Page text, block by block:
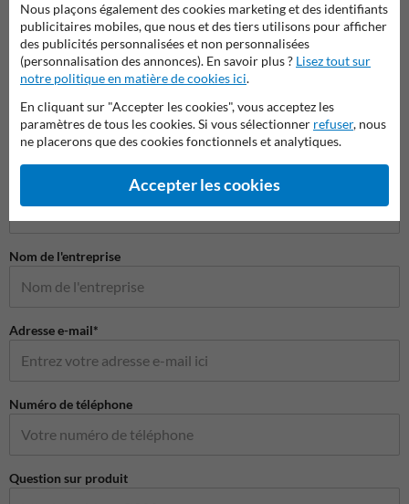
Miroir de sécurité pour magasins, entreprises et institutions
publiques
Nom de l'entreprise
Adresse e-mail*
Numéro de téléphone
Question sur produit
Nous plaçons également des cookies marketing et des identifiants
publicitaires mobiles, que nous et des tiers utilisons pour afficher
des publicités personnalisées et non personnalisées
(personnalisation des annonces). En savoir plus ? Lisez tout sur
notre politique en matière de cookies ici.
En cliquant sur "Accepter les cookies", vous acceptez les
paramètres de tous les cookies. Si vous sélectionner refuser, nous
ne placerons que des cookies fonctionnels et analytiques.
Accepter les cookies